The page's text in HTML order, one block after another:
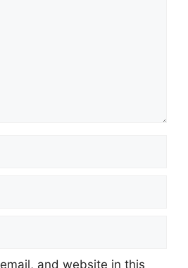
and website in this